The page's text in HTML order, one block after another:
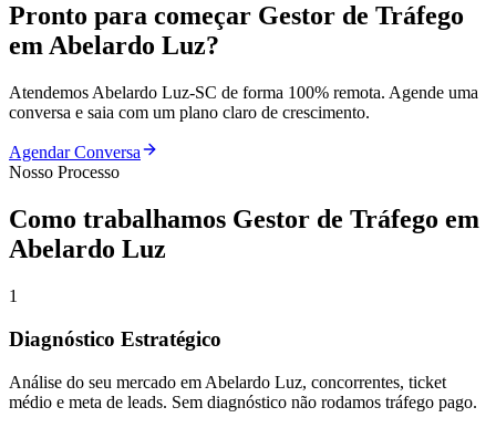
Pronto para começar Gestor de Tráfego
emAbelardo Luz?
Atendemos Abelardo Luz-SC de forma 100% remota. Agende uma
conversa e saia com um plano claro de crescimento.
Agendar Conversa
Nosso Processo
Como trabalhamos Gestor de Tráfego em
Abelardo Luz
1
Diagnóstico Estratégico
Análise do seu mercado em Abelardo Luz, concorrentes, ticket
médio e meta de leads. Sem diagnóstico não rodamos tráfego pago.